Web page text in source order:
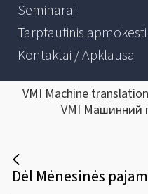
Seminarai
Tarptautinis
Kontaktai / Apklausa
VMI Machine
VMI Машинний